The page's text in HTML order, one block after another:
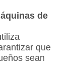
de
que
sean